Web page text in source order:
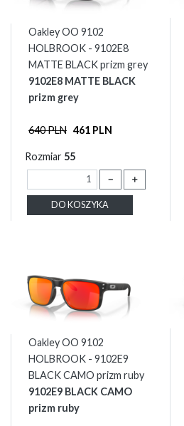
Oakley OO 9102
HOLBROOK - 9102E8
MATTE BLACK prizm grey
9102E8 MATTE BLACK
prizm grey
640 PLN 461 PLN
Rozmiar 55
－ ＋
DO KOSZYKA
Oakley OO 9102
HOLBROOK - 9102E9
BLACK CAMO prizm ruby
9102E9 BLACK CAMO
prizm ruby